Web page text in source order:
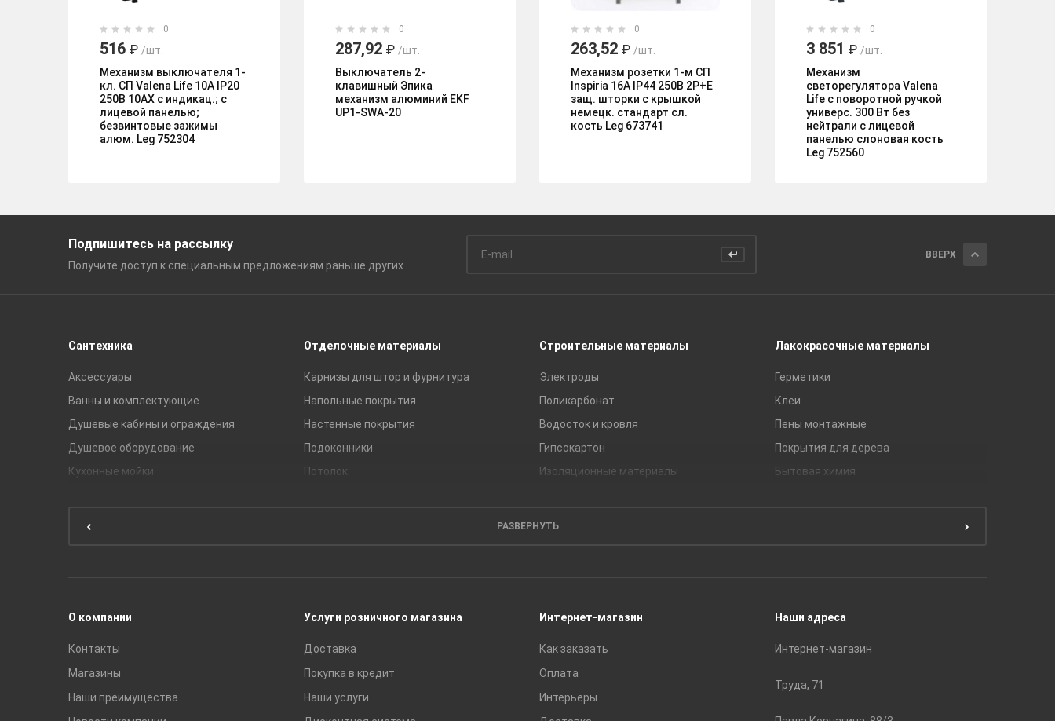
0
516 ₽ /шт.
Механизм выключателя 1-
кл. СП Valena Life 10А IP20
250В 10АХ с индикац.; с
лицевой панелью;
безвинтовые зажимы
алюм. Leg 752304
0
287,92 ₽ /шт.
Выключатель 2-
клавишный Эпика
механизм алюминий EKF
UP1-SWA-20
0
263,52 ₽ /шт.
Механизм розетки 1-м СП
Inspiria 16А IP44 250В 2P+E
защ. шторки с крышкой
немецк. стандарт сл.
кость Leg 673741
0
3 851 ₽ /шт.
Механизм
светорегулятора Valena
Life с поворотной ручкой
универс. 300 Вт без
нейтрали с лицевой
панелью слоновая кость
Leg 752560
Подпишитесь на рассылку
Получите доступ к специальным предложениям раньше других
ВВЕРХ
Сантехника
Аксессуары
Ванны и комплектующие
Душевые кабины и ограждения
Душевое оборудование
Кухонные мойки
Отделочные материалы
Карнизы для штор и фурнитура
Напольные покрытия
Настенные покрытия
Подоконники
Потолок
Строительные материалы
Электроды
Поликарбонат
Водосток и кровля
Гипсокартон
Изоляционные материалы
Сухие смеси
Лакокрасочные материалы
Герметики
Клеи
Пены монтажные
Покрытия для дерева
Бытовая химия
РАЗВЕРНУТЬ
О компании
Контакты
Магазины
Наши преимущества
Услуги розничного магазина
Доставка
Покупка в кредит
Наши услуги
Интернет-магазин
Как заказать
Оплата
Интерьеры
Наши адреса
Интернет-магазин
Труда, 71